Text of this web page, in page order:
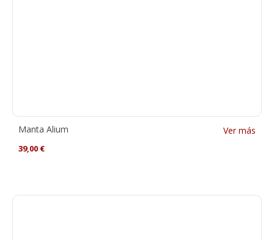
Manta Alium
39,00 €
Ver más